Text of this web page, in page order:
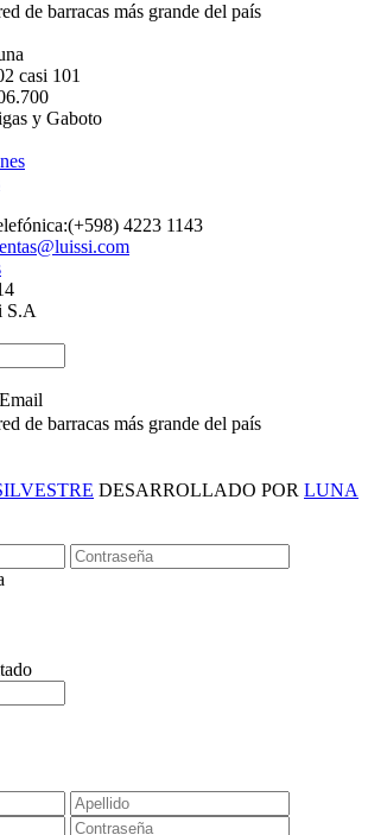
de barracas más grande del país
casi 101
y Gaboto
4223 1143
S.A
de barracas más grande del país
DESARROLLADO POR LUNA